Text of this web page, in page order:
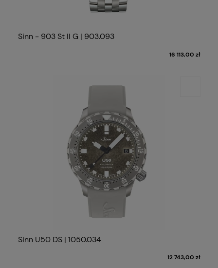
Sinn - 903 St II G | 903.093
16 113,00 zł
Sinn U50 DS | 1050.034
12 743,00 zł